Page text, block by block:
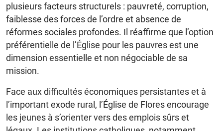
plusieurs facteurs structurels : pauvreté, corruption,
faiblesse des forces de l’ordre et absence de
réformes sociales profondes. Il réaffirme que l’option
préférentielle de l’Église pour les pauvres est une
dimension essentielle et non négociable de sa
mission.
Face aux difficultés économiques persistantes et à
l’important exode rural, l’Église de Flores encourage
les jeunes à s’orienter vers des emplois sûrs et